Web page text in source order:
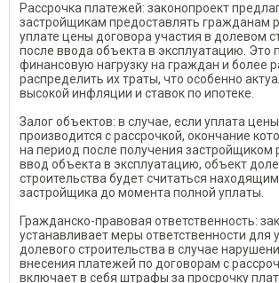
Рассрочка платежей: законопроект
застройщикам предоставлять гражданам
уплате цены договора участия в долевом
после ввода объекта в эксплуатацию. Это
финансовую нагрузку на граждан и более
распределить их траты, что особенно
высокой инфляции и ставок по ипотеке.
Залог объектов: в случае, если уплата
производится с рассрочкой, окончание
на период после получения застройщиком
ввод объекта в эксплуатацию, объект
строительства будет считаться
застройщика до момента полной уплаты.
Гражданско-правовая ответственность:
устанавливает меры ответственности для
долевого строительства в случае
внесения платежей по договорам с
включает в себя штрафы за просрочку